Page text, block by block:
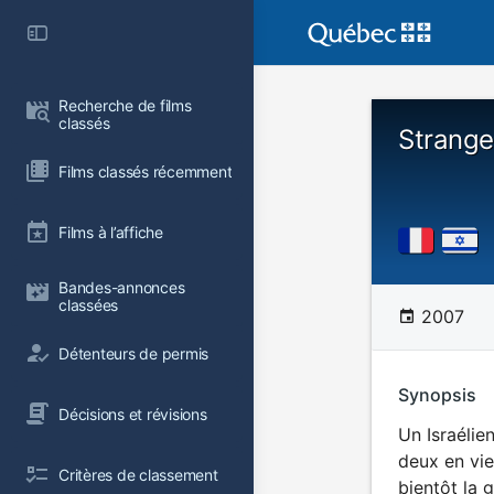
Recherche de films
classés
Films classés récemment
Films à l’affiche
Bandes-annonces
classées
Détenteurs de permis
Décisions et révisions
Critères de classement
2007
Synopsis
Un
deux en
bientôt la